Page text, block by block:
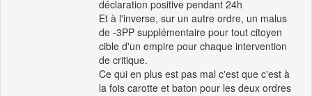
déclaration positive pendant 24h
Et à l'inverse, sur un autre ordre, un malus
de -3PP supplémentaire pour tout citoyen
cible d'un empire pour chaque intervention
de critique.
Ce qui en plus est pas mal c'est que c'est à
la fois carotte et baton pour les deux ordres